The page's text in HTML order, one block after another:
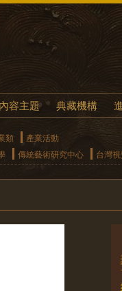
內容主題 典藏機構
類
產業活動
傳統藝術研究中心 台灣